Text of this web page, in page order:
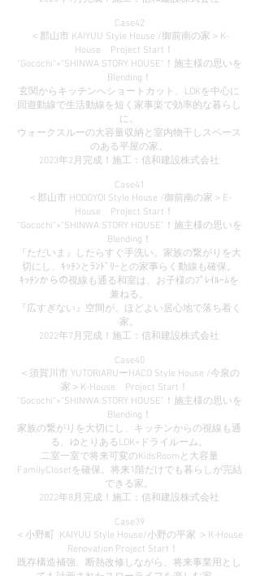
Case42
＜郡山市 KAIYUU Style House /御前南の家＞K-
House Project Start！
"Gocochi"×"SHINWA STORY HOUSE"！施主様の思いを
Blending！
玄関からキッチンへショートカット、LDKを中心に
回遊動線で生活動線を短く家事楽で効率的な暮らし
に。
ウォークスルーの大容量収納と室内物干しスペース
のある平屋の家。
2023年2月完成！施工：信和建設株式会社
Case41
＜郡山市 HODOYOI Style House /御前南の家＞E-
House Project Start！
"Gocochi"×"SHINWA STORY HOUSE"！施主様の思いを
Blending！
『ただいま』したらすぐ手洗い。家族の繋がりを大
切にし、ｷｯﾁﾝとﾗﾝﾄﾞﾘｰとの家事らく動線も確保。
ｷｯﾁﾝからの視線も通る和室は、お子様のﾌﾟﾚｲﾙｰﾑを
兼ねる。
『広すぎない』空間が、ほどよい居心地で落ち着く
家。
2022年7月完成！施工：信和建設株式会社
Case40
＜須賀川市 YUTORIARUーHACO Style House /今泉の
家＞K-House Project Start！
"Gocochi"×"SHINWA STORY HOUSE"！施主様の思いを
Blending！
家族の繋がりを大切にし、キッチンからの視線も通
る、ゆとりあるLDK+ドライルーム。
二室一室で将来可変のKidsRoomと大容量
FamilyClosetを確保。将来1階だけでも暮らしが完結
できる家。
2022年8月完成！施工：信和建設株式会社
Case39
＜小野町 KAIYUU Style House/小野の平家 ＞K-House
Renovation Project Start！
既存構造補強、断熱改修しながら、将来事業用とし